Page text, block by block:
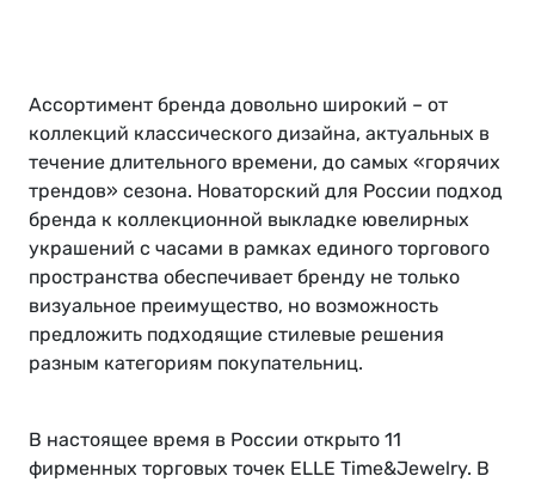
Ассортимент бренда довольно широкий – от
коллекций классического дизайна, актуальных в
течение длительного времени, до самых «горячих
трендов» сезона. Новаторский для России подход
бренда к коллекционной выкладке ювелирных
украшений с часами в рамках единого торгового
пространства обеспечивает бренду не только
визуальное преимущество, но возможность
предложить подходящие стилевые решения
разным категориям покупательниц.
В настоящее время в России открыто 11
фирменных торговых точек ELLE Time&Jewelry. В